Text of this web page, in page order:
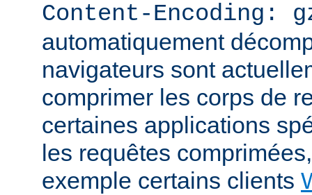
Content-Encoding:
automatiquement
navigateurs sont
comprimer les corps de
certaines applications
les requêtes
exemple certains clients